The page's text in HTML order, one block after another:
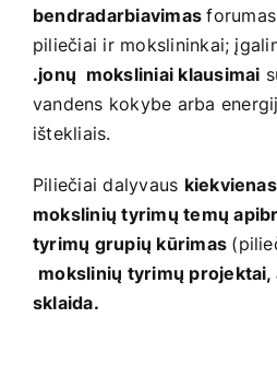
bendradarbiavimas
piliečiai ir mokslininkai;
.jonų moksliniai klausimai
vandens kokybe arba
ištekliais.
Piliečiai dalyvaus
mokslinių tyrimų temų
tyrimų grupių kūrimas
mokslinių tyrimų projektai,
sklaida.